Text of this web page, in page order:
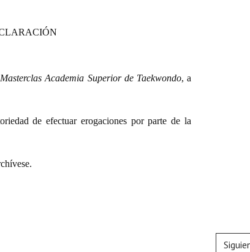
Masterclas Academia Superior de Taekwondo, a
de efectuar erogaciones por parte de la